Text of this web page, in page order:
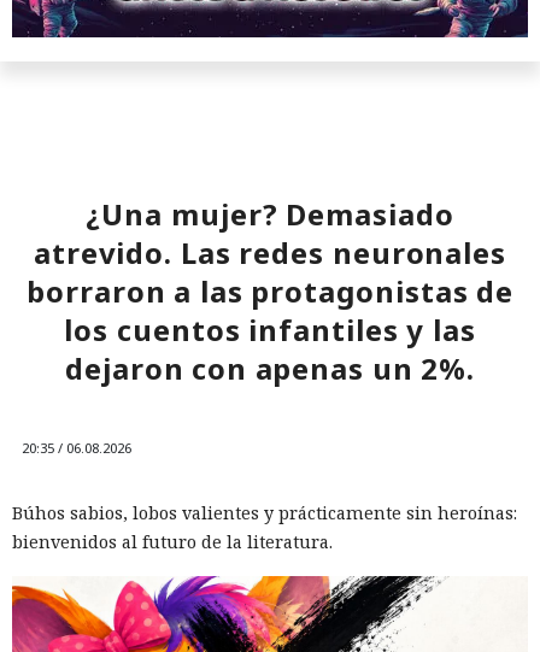
¿Una mujer? Demasiado
atrevido. Las redes neuronales
borraron a las protagonistas de
los cuentos infantiles y las
dejaron con apenas un 2%.
20:35 / 06.08.2026
Búhos sabios, lobos valientes y prácticamente sin heroínas:
bienvenidos al futuro de la literatura.